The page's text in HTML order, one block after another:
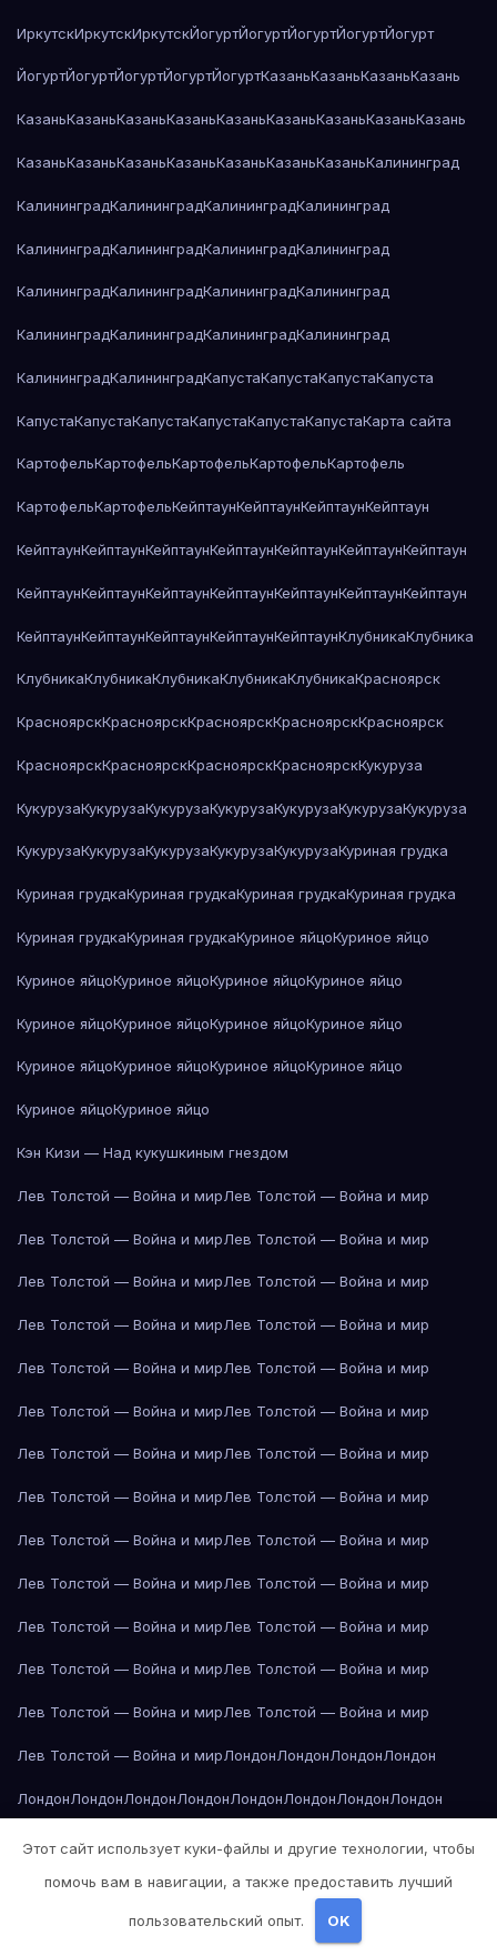
ИркутскИркутскИркутскЙогуртЙогуртЙогуртЙогуртЙогурт
ЙогуртЙогуртЙогуртЙогуртЙогуртКазаньКазаньКазаньКазань
КазаньКазаньКазаньКазаньКазаньКазаньКазаньКазаньКазань
КазаньКазаньКазаньКазаньКазаньКазаньКазаньКалининград
КалининградКалининградКалининградКалининград
КалининградКалининградКалининградКалининград
КалининградКалининградКалининградКалининград
КалининградКалининградКалининградКалининград
КалининградКалининградКапустаКапустаКапустаКапуста
КапустаКапустаКапустаКапустаКапустаКапустаКарта сайта
КартофельКартофельКартофельКартофельКартофель
КартофельКартофельКейптаунКейптаунКейптаунКейптаун
КейптаунКейптаунКейптаунКейптаунКейптаунКейптаунКейптаун
КейптаунКейптаунКейптаунКейптаунКейптаунКейптаунКейптаун
КейптаунКейптаунКейптаунКейптаунКейптаунКлубникаКлубника
КлубникаКлубникаКлубникаКлубникаКлубникаКрасноярск
КрасноярскКрасноярскКрасноярскКрасноярскКрасноярск
КрасноярскКрасноярскКрасноярскКрасноярскКукуруза
КукурузаКукурузаКукурузаКукурузаКукурузаКукурузаКукуруза
КукурузаКукурузаКукурузаКукурузаКукурузаКуриная грудка
Куриная грудкаКуриная грудкаКуриная грудкаКуриная грудка
Куриная грудкаКуриная грудкаКуриное яйцоКуриное яйцо
Куриное яйцоКуриное яйцоКуриное яйцоКуриное яйцо
Куриное яйцоКуриное яйцоКуриное яйцоКуриное яйцо
Куриное яйцоКуриное яйцоКуриное яйцоКуриное яйцо
Куриное яйцоКуриное яйцо
Кэн Кизи — Над кукушкиным гнездом
Лев Толстой — Война и мирЛев Толстой — Война и мир
Лев Толстой — Война и мирЛев Толстой — Война и мир
Лев Толстой — Война и мирЛев Толстой — Война и мир
Лев Толстой — Война и мирЛев Толстой — Война и мир
Лев Толстой — Война и мирЛев Толстой — Война и мир
Лев Толстой — Война и мирЛев Толстой — Война и мир
Лев Толстой — Война и мирЛев Толстой — Война и мир
Лев Толстой — Война и мирЛев Толстой — Война и мир
Лев Толстой — Война и мирЛев Толстой — Война и мир
Лев Толстой — Война и мирЛев Толстой — Война и мир
Лев Толстой — Война и мирЛев Толстой — Война и мир
Лев Толстой — Война и мирЛев Толстой — Война и мир
Лев Толстой — Война и мирЛев Толстой — Война и мир
Лев Толстой — Война и мирЛондонЛондонЛондонЛондон
ЛондонЛондонЛондонЛондонЛондонЛондонЛондонЛондон
Лондон Лондон Лос-Анджелес Лос-Анджелес
Лос-АнджелесЛос-АнджелесЛос-АнджелесЛос-Анджелес
Лос-АнджелесЛос-АнджелесЛос-Анджелес
Этот сайт использует куки-файлы и другие технологии, чтобы
помочь вам в навигации, а также предоставить лучший
пользовательский опыт. OK